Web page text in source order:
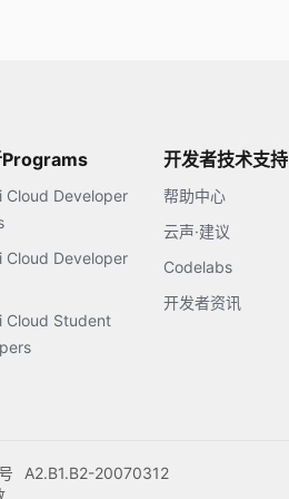
Programs
Cloud Developer
Cloud Developer
Cloud Student
开发者技术支持
帮助中心
云声·建议
Codelabs
开发者资讯
A2.B1.B2-20070312